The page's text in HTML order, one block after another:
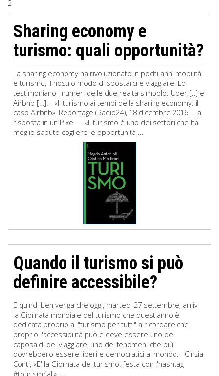
Filosofia
Matematica
Diritto
2
Sharing economy e
turismo: quali opportunità?
La sharing economy ha rivoluzionato in pochi anni mobilità
e turismo, il nostro modo di spostarci e viaggiare. Lo
testimoniano i numeri delle due realtà simbolo: Uber [..] e
Airbnb […]. «Il turismo ai tempi della sharing economy: il
caso Airbnb», Reportage (Radio24), 18 dicembre 2016 La
risposta in un Pixel «Il turismo è uno dei settori che ha
meglio saputo cogliere le opportunità ...
Quando il turismo si può
definire accessibile?
E quindi ben venga che oggi, martedì 27 settembre, arrivi
la Giornata mondiale del turismo che quest'anno è
dedicata proprio al "turismo per tutti" a ricordare che
proprio l'accessibilità può e deve essere uno dei
caposaldi del viaggiare, uno dei fenomeni che più
dovrebbero essere liberi e democratici al mondo. Cinzia
Conti, «E' la Giornata del turismo: festa con l'hashtag
#tourism4all», ...